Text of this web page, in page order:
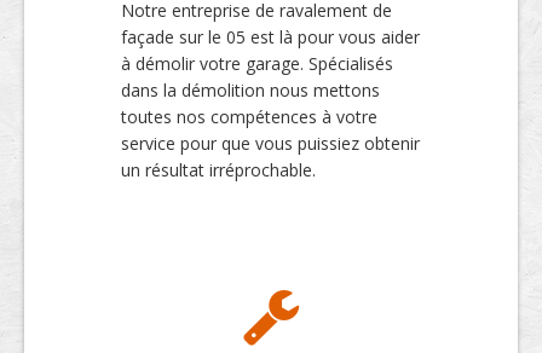
Notre entreprise de ravalement de
façade sur le 05 est là pour vous aider
à démolir votre garage. Spécialisés
dans la démolition nous mettons
toutes nos compétences à votre
service pour que vous puissiez obtenir
un résultat irréprochable.